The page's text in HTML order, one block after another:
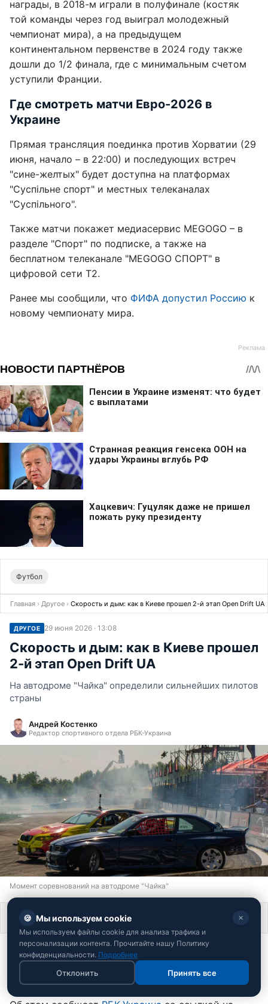
награды, в 2018-м играли в полуфинале (костяк
той команды через год выиграл молодежный
чемпионат мира), а на предыдущем
континентальном первенстве в 2024 году также
дошли до 1/2 финала, где с минимальным счетом
уступили Франции.
Где смотреть матчи Евро-2026 в
Украине
Прямая трансляция поединка против Хорватии (29
июня, начало – в 22:00) и последующих встреч
"сине-желтых" будет доступна на платформах
"Суспільне спорт" и местных телеканалах
"Суспільного".
Также матчи покажет медиасервис MEGOGO – в
разделе "Спорт" по подписке, а также на
бесплатном телеканале "MEGOGO СПОРТ" в
цифровой сети Т2.
Ранее мы сообщили, что ФИФА допустил Россию к
новому чемпионату мира.
Футбол
Главная › Другое › Скорость и дым: как в Киеве прошел 2-й этап Open Drift UA
ДРУГОЕ 29 июня 2026 · 13:08
Скорость и дым: как в Киеве прошел
2-й этап Open Drift UA
На автодроме "Чайка" определили сильнейших пилотов
страны
Андрей Костенко
Редактор спортивного отдела РБК-Украина
Момент соревнований на автодроме "Чайка"
Поделиться
27-28 июня на киевском автодроме "Чайка"
состоялся 2-й этап соревнований Open Drift UA,
собравший 60 лучших пилотов со всей страны.
🍪 Мы используем cookie ✕
Мы используем файлы cookie для анализа трафика и
персонализации контента. Прочитайте нашу Политику
конфиденциальности. Подробнее
Отклонить Принять все